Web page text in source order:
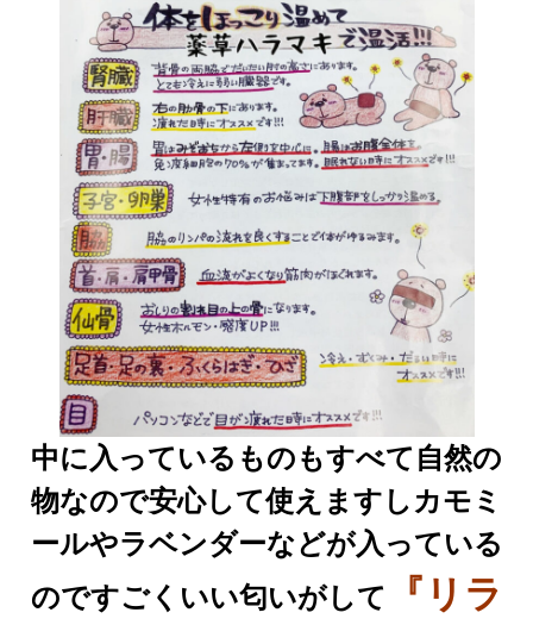
中に入っているものもすべて自然の
物なので安心して使えますし カモミ
ールやラベンダーなどが入っている
のですごくいい匂いがして
『リラ